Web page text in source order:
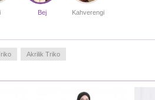
Bej Kahverengi
Akrilik Triko